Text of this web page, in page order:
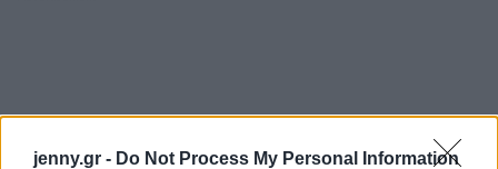
jenny.gr - Do Not Process My Personal Information